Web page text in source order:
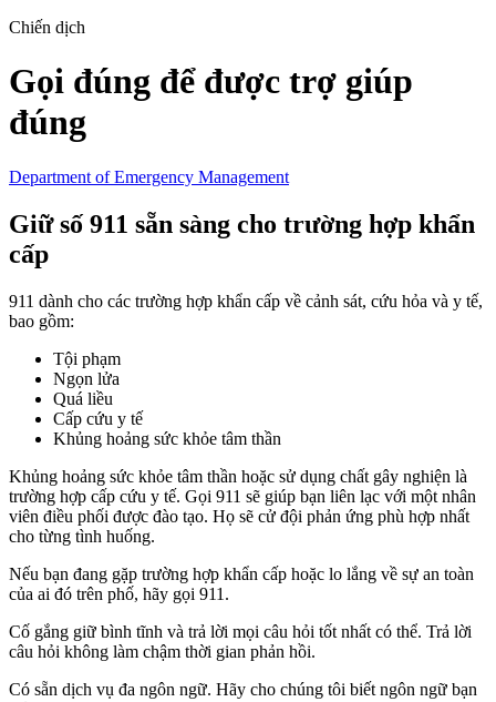
Chiến dịch
Gọi đúng để được trợ giúp
đúng
Department of Emergency Management
Giữ số 911 sẵn sàng cho trường hợp khẩn
cấp
911 dành cho các trường hợp khẩn cấp về cảnh sát, cứu hỏa và y tế,
bao gồm:
Tội phạm
Ngọn lửa
Quá liều
Cấp cứu y tế
Khủng hoảng sức khỏe tâm thần
Khủng hoảng sức khỏe tâm thần hoặc sử dụng chất gây nghiện là
trường hợp cấp cứu y tế. Gọi 911 sẽ giúp bạn liên lạc với một nhân
viên điều phối được đào tạo. Họ sẽ cử đội phản ứng phù hợp nhất
cho từng tình huống.
Nếu bạn đang gặp trường hợp khẩn cấp hoặc lo lắng về sự an toàn
của ai đó trên phố, hãy gọi 911.
Cố gắng giữ bình tĩnh và trả lời mọi câu hỏi tốt nhất có thể. Trả lời
câu hỏi không làm chậm thời gian phản hồi.
Có sẵn dịch vụ đa ngôn ngữ. Hãy cho chúng tôi biết ngôn ngữ bạn